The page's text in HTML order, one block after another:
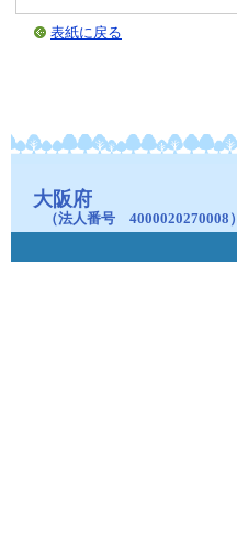
表紙に戻る
大阪府
（法人番号 4000020270008）